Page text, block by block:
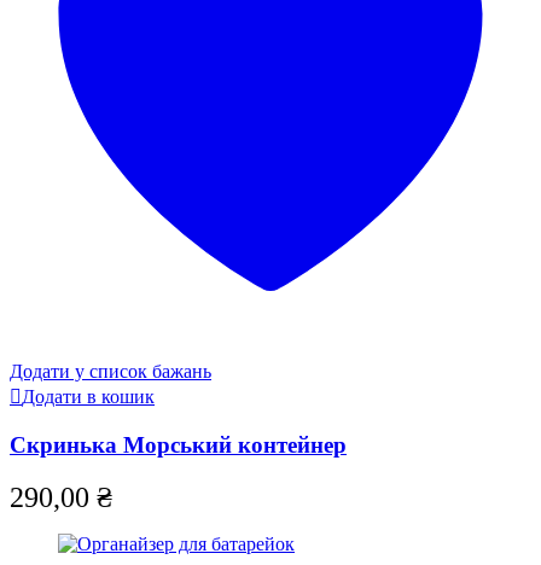
Додати у список бажань
Додати в кошик
Скринька Морський контейнер
290,00 ₴